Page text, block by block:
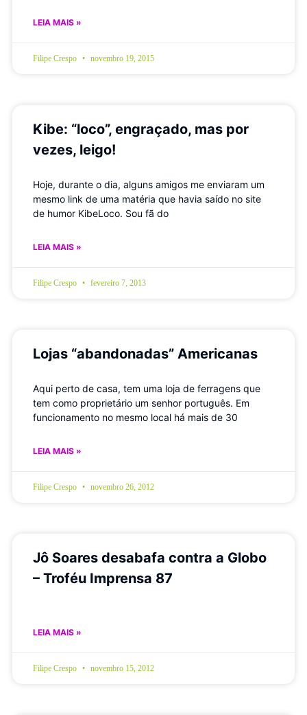
LEIA MAIS »
Filipe Crespo novembro 19, 2015
Kibe: “loco”, engraçado, mas por
vezes, leigo!
Hoje, durante o dia, alguns amigos me enviaram um
mesmo link de uma matéria que havia saído no site
de humor KibeLoco. Sou fã do
LEIA MAIS »
Filipe Crespo fevereiro 7, 2013
Lojas “abandonadas” Americanas
Aqui perto de casa, tem uma loja de ferragens que
tem como proprietário um senhor português. Em
funcionamento no mesmo local há mais de 30
LEIA MAIS »
Filipe Crespo novembro 26, 2012
Jô Soares desabafa contra a Globo
– Troféu Imprensa 87
LEIA MAIS »
Filipe Crespo novembro 15, 2012